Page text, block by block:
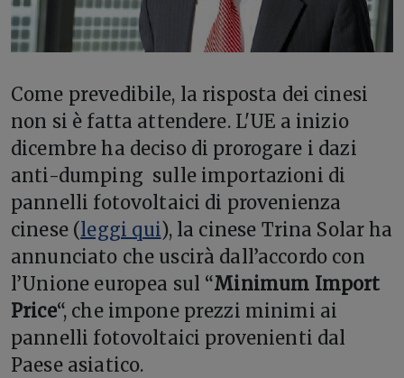
Come prevedibile, la risposta dei cinesi
non si è fatta attendere. L'UE a inizio
dicembre ha deciso di prorogare i dazi
anti-dumping sulle importazioni di
pannelli fotovoltaici di provenienza
cinese (leggi qui), la cinese Trina Solar ha
annunciato che uscirà dall’accordo con
l’Unione europea sul “Minimum Import
Price“, che impone prezzi minimi ai
pannelli fotovoltaici provenienti dal
Paese asiatico.